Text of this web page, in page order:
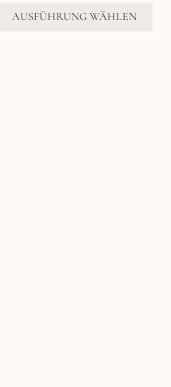
234,00€
AUSFÜHRUNG WÄHLEN